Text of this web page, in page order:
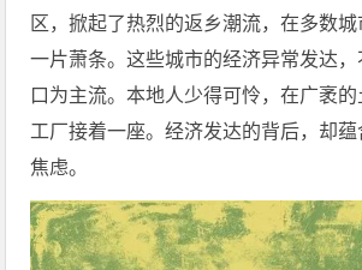
区，掀起了热烈的返乡潮流，在多数
一片萧条。这些城市的经济异常发达，
口为主流。本地人少得可怜，在广袤
工厂接着一座。经济发达的背后，却
焦虑。